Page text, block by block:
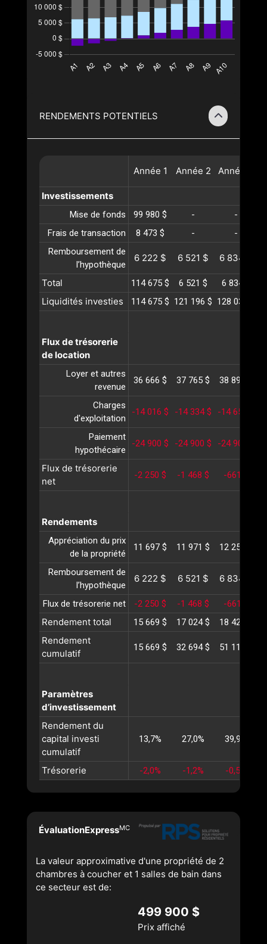
RENDEMENTS POTENTIELS
Année 1 Année 2 Année
Investissements
Mise de fonds 99 980 $ -
-
Frais de transaction
8 473 $ -
-
Remboursement de
l’hypothèque
6 222 $ 6 521 $ 6 834 $
Total 114 675 $ 6 521 $ 6 834 $
Liquidités investies 114 675 $ 121 196 $ 128 031 $
Flux de trésorerie
de location
Loyer et autres
revenue
36 666 $ 37 765 $ 38 898 $
Charges
d'exploitation
-14 016 $ -14 334 $ -14 659 $
Paiement
hypothécaire
-24 900 $ -24 900 $ -24 900 $
Flux de trésorerie
net
-2 250 $ -1 468 $ -661 $
Rendements
Appréciation du prix
de la propriété
11 697 $ 11 971 $ 12 251 $
Remboursement de
l’hypothèque
6 222 $ 6 521 $ 6 834 $
Flux de trésorerie net -2 250 $ -1 468 $ -661 $
Rendement total 15 669 $ 17 024 $ 18 425 $
Rendement
cumulatif
15 669 $ 32 694 $ 51 119 $
Paramètres
d’investissement
Rendement du
capital investi
cumulatif
13,7% 27,0% 39,9%
Trésorerie -2,0% -1,2% -0,5%
ÉvaluationExpressMC
La valeur approximative d'une propriété de 2
chambres à coucher et 1 salles de bain dans
ce secteur est de:
499 900 $
Prix affiché